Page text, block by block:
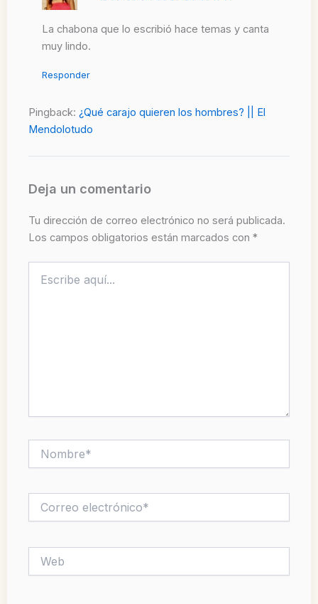
La chabona que lo escribió hace temas y canta
muy lindo.
Responder
Pingback: ¿Qué carajo quieren los hombres? || El
Mendolotudo
Deja un comentario
Tu dirección de correo electrónico no será publicada.
Los campos obligatorios están marcados con *
aquí...
electrónico*